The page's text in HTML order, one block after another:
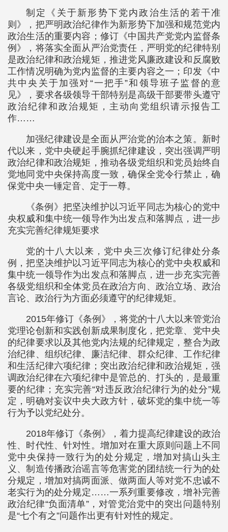
制定《关于新形势下党内政治生活的若干准
则》，把严明政治纪律作为新形势下加强和规范党内
政治生活的重要内容；修订《中国共产党党内监督条
例》，将落实全面从严治党责任，严明党的纪律特别
是政治纪律和政治规矩，推进党风廉政建设和反腐败
工作情况明确为党内监督的主要内容之一；印发《中
共中央关于加强对“一把手”和领导班子监督的意
见》，要求各级领导干部特别是高级干部要带头遵守
政治纪律和政治规矩，主动向党组织请示报告工
作……
加强纪律建设是全面从严治党的治本之策。新时
代以来，党中央硬起手腕抓纪律建设，突出强调严明
政治纪律和政治规矩，推动各级党组织和党员始终自
觉地同党中央保持高度一致，确保全党令行禁止，确
保党中央一锤定音、定于一尊。
《条例》把坚决维护以习近平同志为核心的党中
央权威和集中统一领导作为出发点和落脚点，进一步
充实完善纪律规矩要求
党的十八大以来，党中央三次修订纪律处分条
例，把坚决维护以习近平同志为核心的党中央权威和
集中统一领导作为出发点和落脚点，进一步充实完善
各级党组织和全体党员在政治方向、政治立场、政治
言论、政治行为方面必须遵守的纪律规矩。
2015年修订《条例》，将党的十八大以来管党治
党理论创新和实践创新成果制度化，把党章、党中央
的纪律要求以及其他党内法规的纪律规定，整合为政
治纪律、组织纪律、廉洁纪律、群众纪律、工作纪律
和生活纪律六项纪律；突出政治纪律和政治规矩，强
调政治纪律在六项纪律中是管总的、打头的，是最重
要的纪律；充实完善“对违反政治纪律行为的处分”规
定，明确对妄议中央大政方针，破坏党的集中统一等
行为予以党纪处分。
2018年修订《条例》，着力提高纪律建设的政治
性、时代性、针对性。增加对在重大原则问题上不同
党中央保持一致行为的处分规定，增加对搞山头主
义、制造传播政治谣言等危害党的团结统一行为的处
分规定，增加对搞两面派、做两面人等对党不忠诚不
老实行为的处分规定……一系列重要修改，增补完善
政治纪律“负面清单”，对管党治党中的突出问题特别
是“七个有之”问题作出更有针对性的规定。